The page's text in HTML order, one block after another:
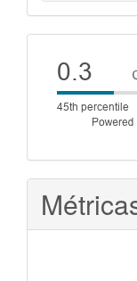
artículo
Cite
score